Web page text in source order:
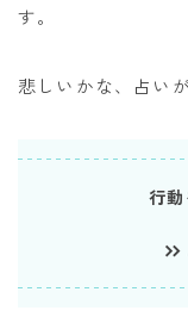
す。
悲しいかな、占いが
行